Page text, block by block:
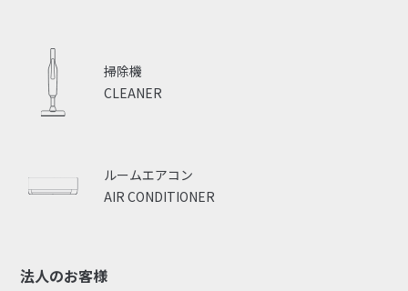
CLEANER
掃除機
AIR CONDITIONER
ルームエアコン
法人のお客様